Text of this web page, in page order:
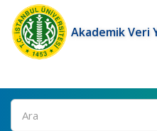
Akademik Veri
Ara